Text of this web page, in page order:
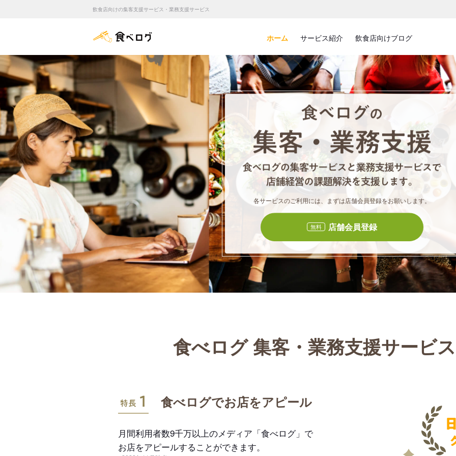
飲食店向けの集客支援サービス・業務支援サービス
ホーム サービス紹介 飲食店向けブログ
食べロ
各サービスのご利用には、まずは店舗会員登録をお願いします。
無料 店舗会員登録
食べログ 集客・業務支援サービ
特長1
食べログでお店をアピール
月間利用者数9千万以上のメディア「食べログ」で
お店をアピールすることができます。